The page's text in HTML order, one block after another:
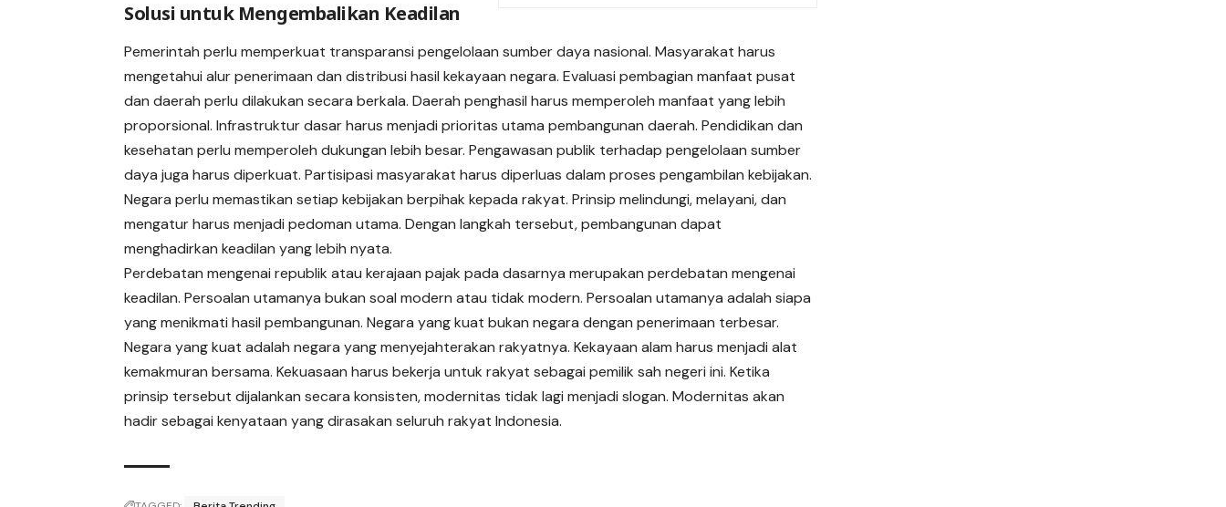
Solusi untuk Mengembalikan Keadilan
Pemerintah perlu memperkuat transparansi pengelolaan sumber daya nasional. Masyarakat harus
mengetahui alur penerimaan dan distribusi hasil kekayaan negara. Evaluasi pembagian manfaat pusat
dan daerah perlu dilakukan secara berkala. Daerah penghasil harus memperoleh manfaat yang lebih
proporsional. Infrastruktur dasar harus menjadi prioritas utama pembangunan daerah. Pendidikan dan
kesehatan perlu memperoleh dukungan lebih besar. Pengawasan publik terhadap pengelolaan sumber
daya juga harus diperkuat. Partisipasi masyarakat harus diperluas dalam proses pengambilan kebijakan.
Negara perlu memastikan setiap kebijakan berpihak kepada rakyat. Prinsip melindungi, melayani, dan
mengatur harus menjadi pedoman utama. Dengan langkah tersebut, pembangunan dapat
menghadirkan keadilan yang lebih nyata.
Perdebatan mengenai republik atau kerajaan pajak pada dasarnya merupakan perdebatan mengenai
keadilan. Persoalan utamanya bukan soal modern atau tidak modern. Persoalan utamanya adalah siapa
yang menikmati hasil pembangunan. Negara yang kuat bukan negara dengan penerimaan terbesar.
Negara yang kuat adalah negara yang menyejahterakan rakyatnya. Kekayaan alam harus menjadi alat
kemakmuran bersama. Kekuasaan harus bekerja untuk rakyat sebagai pemilik sah negeri ini. Ketika
prinsip tersebut dijalankan secara konsisten, modernitas tidak lagi menjadi slogan. Modernitas akan
hadir sebagai kenyataan yang dirasakan seluruh rakyat Indonesia.